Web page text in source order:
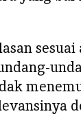
k
o